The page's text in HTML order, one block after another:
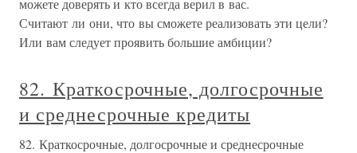
можете доверять и кто всегда верил в вас.
Считают ли они, что вы сможете реализовать эти цели?
Или вам следует проявить большие амбиции?
82. Краткосрочные, долгосрочные
и среднесрочные кредиты
82. Краткосрочные, долгосрочные и среднесрочные